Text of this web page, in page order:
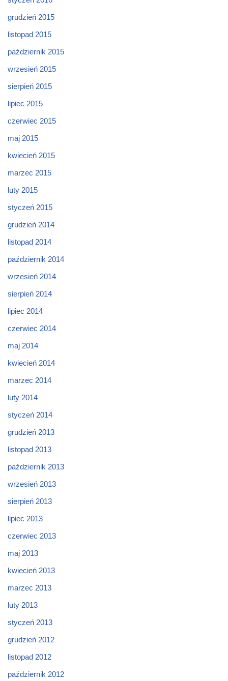
grudzień 2015
listopad 2015
październik 2015
wrzesień 2015
sierpień 2015
lipiec 2015
czerwiec 2015
maj 2015
kwiecień 2015
marzec 2015
luty 2015
styczeń 2015
grudzień 2014
listopad 2014
październik 2014
wrzesień 2014
sierpień 2014
lipiec 2014
czerwiec 2014
maj 2014
kwiecień 2014
marzec 2014
luty 2014
styczeń 2014
grudzień 2013
listopad 2013
październik 2013
wrzesień 2013
sierpień 2013
lipiec 2013
czerwiec 2013
maj 2013
kwiecień 2013
marzec 2013
luty 2013
styczeń 2013
grudzień 2012
listopad 2012
październik 2012